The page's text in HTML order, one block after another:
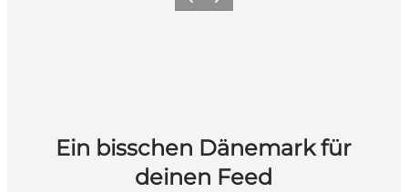
Ein bisschen Dänemark für
deinen Feed